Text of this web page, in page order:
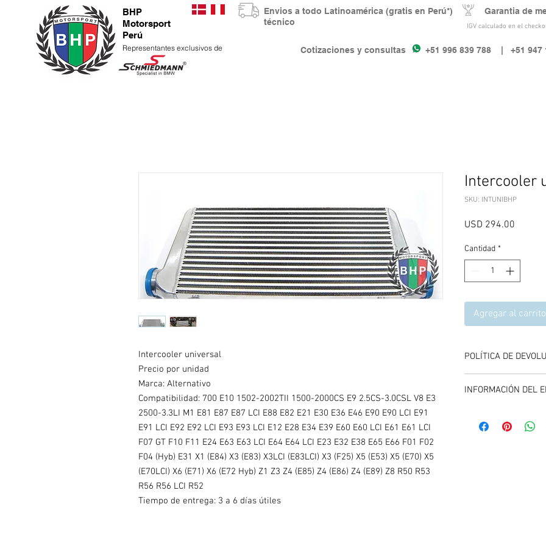
IGV calculado en el
BHP
Motorsport
Perú
Representantes exclusivos de Cotizaciones y consultas +51 996 839 788 | +51 947
Envios a todo Latinoamérica (gratis en Perú*) Garantia de
técnico
Intercooler universal
Precio por unidad
Marca: Alternativo
Compatibilidad: 700 E10 1502-2002TII 1500-2000CS E9 2.5CS-3.0CSL V8 E3
2500-3.3LI M1 E81 E87 E87 LCI E88 E82 E21 E30 E36 E46 E90 E90 LCI E91
E91 LCI E92 E92 LCI E93 E93 LCI E12 E28 E34 E39 E60 E60 LCI E61 E61 LCI
F07 GT F10 F11 E24 E63 E63 LCI E64 E64 LCI E23 E32 E38 E65 E66 F01 F02
F04 (Hyb) E31 X1 (E84) X3 (E83) X3LCI (E83LCI) X3 (F25) X5 (E53) X5 (E70) X5
(E70LCI) X6 (E71) X6 (E72 Hyb) Z1 Z3 Z4 (E85) Z4 (E86) Z4 (E89) Z8 R50 R53
R56 R56 LCI R52
Tiempo de entrega: 3 a 6 días útiles
Intercooler
SKU: INTUNIBHP
USD 294.00
Cantidad *
Agregar al carrito
POLÍTICA DE
compra del producto,
INFORMACIÓN DEL
carrito de compras,